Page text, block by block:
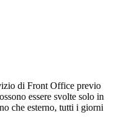
di Front Office previo
essere svolte solo in
che esterno, tutti i giorni